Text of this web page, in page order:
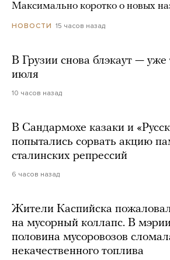
Максимально коротко о новых
НОВОСТИ 15 часов назад
В Грузии снова блэкаут — уже
июля
10 часов назад
В Сандармохе казаки и
попытались сорвать акцию
сталинских репрессий
6 часов назад
Жители Каспийска
на мусорный коллапс. В
половина мусоровозов
некачественного топлива